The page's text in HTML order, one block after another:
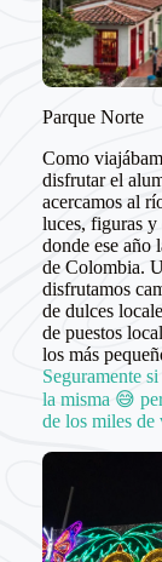
Parque Norte
Como
disfrutar el
acercamos al
luces, figuras
donde ese año
de Colombia.
disfrutamos
de dulces
de puestos
los más
Seguramente
la misma 😅
de los miles de